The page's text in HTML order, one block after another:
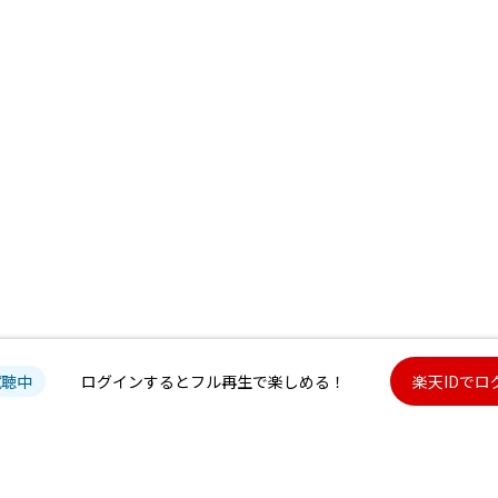
中 ログインするとフル再生で楽しめる！ 楽天IDでロ